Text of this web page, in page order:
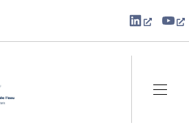
New
Clean Water Centre